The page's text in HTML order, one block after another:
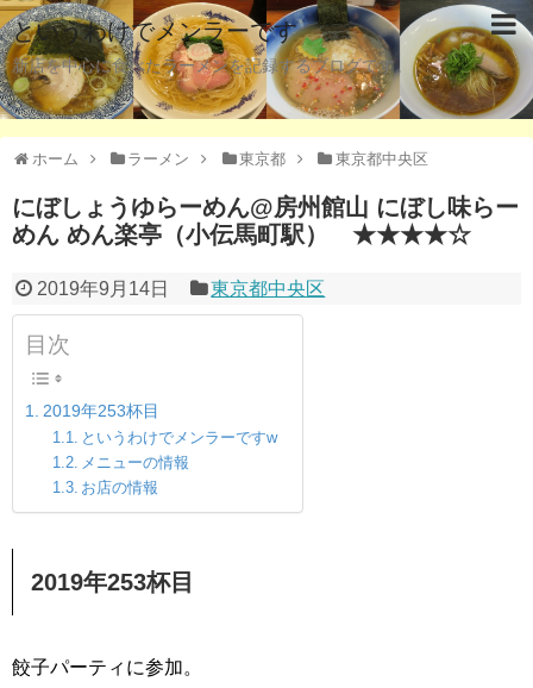
というわけでメンラーです
新店を中心に食べたラーメンを記録するブログです。
ホーム ラーメン 東京都 東京都中央区
にぼしょうゆらーめん@房州館山 にぼし味らー
めん めん楽亭（小伝馬町駅） ★★★★☆
2019年9月14日 東京都中央区
目次
2019年253杯目
というわけでメンラーですw
メニューの情報
お店の情報
2019年253杯目
餃子パーティに参加。